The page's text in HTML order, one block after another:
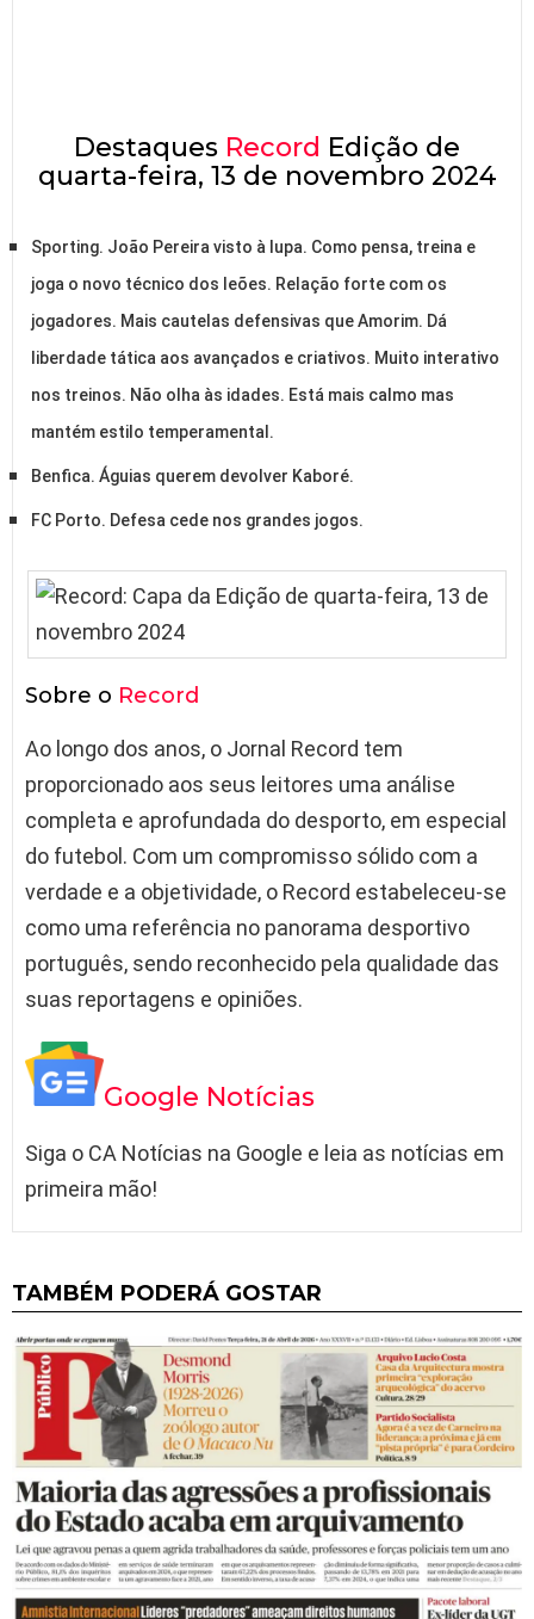
Destaques Record Edição de
quarta-feira, 13 de novembro 2024
Sporting. João Pereira visto à lupa. Como pensa, treina e
joga o novo técnico dos leões. Relação forte com os
jogadores. Mais cautelas defensivas que Amorim. Dá
liberdade tática aos avançados e criativos. Muito interativo
nos treinos. Não olha às idades. Está mais calmo mas
mantém estilo temperamental.
Benfica. Águias querem devolver Kaboré.
FC Porto. Defesa cede nos grandes jogos.
Sobre o Record
Ao longo dos anos, o Jornal Record tem
proporcionado aos seus leitores uma análise
completa e aprofundada do desporto, em especial
do futebol. Com um compromisso sólido com a
verdade e a objetividade, o Record estabeleceu-se
como uma referência no panorama desportivo
português, sendo reconhecido pela qualidade das
suas reportagens e opiniões.
Google Notícias
Siga o CA Notícias na Google e leia as notícias em
primeira mão!
TAMBÉM PODERÁ GOSTAR